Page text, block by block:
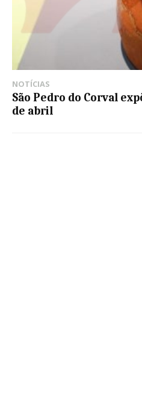
NOTÍCIAS
São Pedro do Corval
de abril